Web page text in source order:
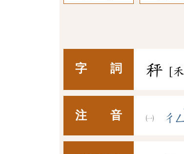
字 詞 秤 [
注 音 ㄔㄥ